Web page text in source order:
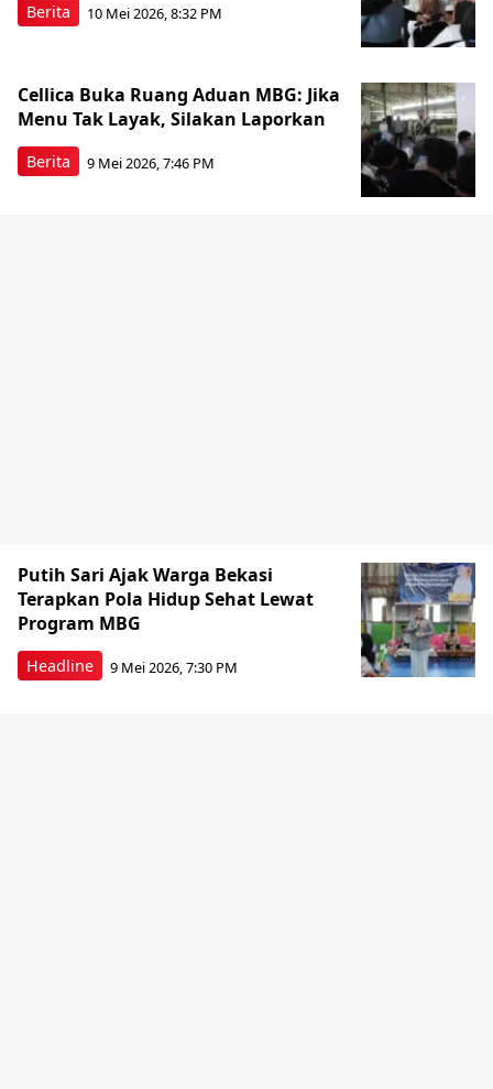
Berita 10 Mei 2026, 8:32 PM
Berita
Cellica Buka Ruang Aduan MBG: Jika
Menu Tak Layak, Silakan Laporkan
9 Mei 2026, 7:46 PM
Headline
Putih Sari Ajak Warga Bekasi
Terapkan Pola Hidup Sehat Lewat
Program MBG
9 Mei 2026, 7:30 PM